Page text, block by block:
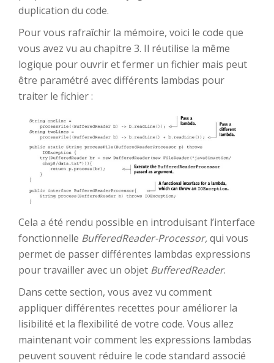
duplication du code.
Pour vous rafraîchir la mémoire, voici le code que
vous avez vu au chapitre 3. Il réutilise la même
logique pour ouvrir et fermer un fichier mais peut
être paramétré avec différents lambdas pour
traiter le fichier :
Cela a été rendu possible en introduisant l’interface
fonctionnelle BufferedReader-Processor,qui vous
permet de passer différentes lambdas expressions
pour travailler avec un objet BufferedReader.
Dans cette section, vous avez vu comment
appliquer différentes recettes pour améliorer la
lisibilité et la flexibilité de votre code. Vous allez
maintenant voir comment les expressions lambdas
peuvent souvent réduire le code standard associé